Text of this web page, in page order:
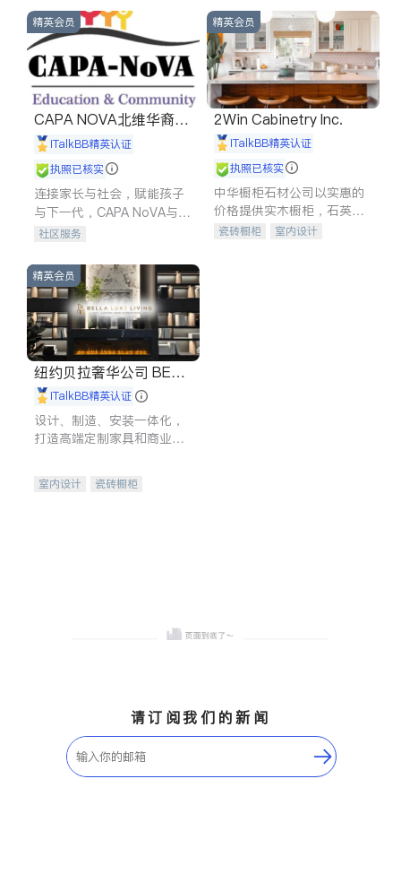
建筑合同、刑事案件全包办
信托/遗嘱
商业
索赔
律师-其它 保释
精英会员
CAPA NOVA北维华裔家
长会iTalkBB精英认证
执照已核实
连接家长与社会，赋能孩子
与下一代，CAPA NoVA与您
携手建设包容、公平、充满
社区服务
精英会员
2Win Cabinetry Inc.
iTalkBB精英认证
执照已核实
中华橱柜石材公司以实惠的
价格提供实木橱柜，石英石
台面，多种优质不锈钢水
瓷砖橱柜
室内设计
精英会员
纽约贝拉奢华公司 BELL
A LUXE
iTalkBB精英认证
设计、制造、安装一体化，
打造高端定制家具和商业空
室内设计
瓷砖橱柜
请订阅我们的新闻